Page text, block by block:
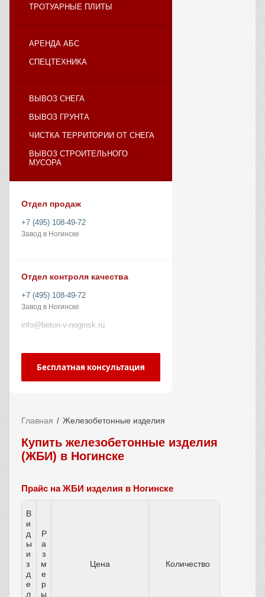
ТРОТУАРНЫЕ ПЛИТЫ
АРЕНДА АБС
СПЕЦТЕХНИКА
ВЫВОЗ СНЕГА
ВЫВОЗ ГРУНТА
ЧИСТКА ТЕРРИТОРИИ ОТ СНЕГА
ВЫВОЗ СТРОИТЕЛЬНОГО
МУСОРА
Отдел продаж
+7 (495) 108-49-72
Завод в Ногинске
Отдел контроля качества
+7 (495) 108-49-72
Завод в Ногинске
info@beton-v-noginsk.ru
Бесплатная консультация
Главная Железобетонные изделия
Купить железобетонные изделия
(ЖБИ) в Ногинске
Прайс на ЖБИ изделия в Ногинске
В
и
д
ы
и
з
д
е
л
Р
а
з
м
е
р
ы
Цена Количество